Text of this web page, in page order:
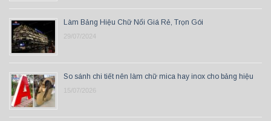
Làm Bảng Hiệu Chữ Nổi Giá Rẻ, Trọn Gói
29/07/2024
So sánh chi tiết nên làm chữ mica hay inox cho bảng hiệu
15/07/2026